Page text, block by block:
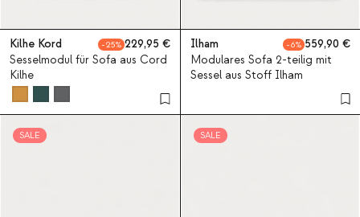
Kilhe Kord 25
229,95
Sesselmodul für Sofa aus Cord
Kilhe
Ilham 6
559,90
Modulares Sofa 2-teilig mit
Sessel aus Stoff Ilham
SALE SALE